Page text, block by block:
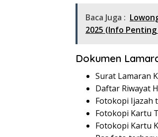
Baca Juga :
2025 (Info
Dokumen
Surat Lamaran
Daftar Riwayat
Fotokopi Ijazah
Fotokopi Kartu
Fotokopi Kartu